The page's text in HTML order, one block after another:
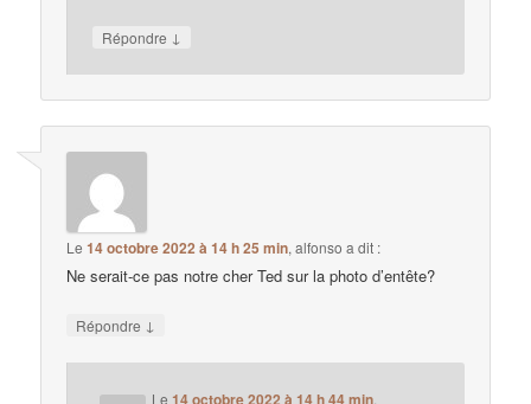
Répondre ↓
Le14 octobre 2022 à 14 h 25 min,alfonso a dit :
Ne serait-ce pas notre cher Ted sur la photo d’entête?
Répondre ↓
Le14 octobre 2022 à 14 h 44 min,